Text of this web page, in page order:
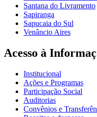
Santana do Livramento
Sapiranga
Sapucaia do Sul
Venâncio Aires
Acesso à
Institucional
Ações e Programas
Participação Social
Auditorias
Convênios e